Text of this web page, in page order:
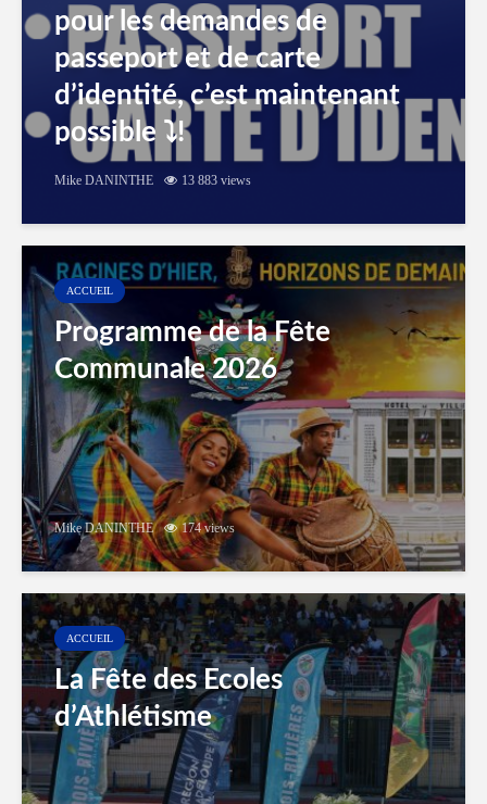
pour les demandes de
passeport et de carte
d’identité, c’est maintenant
possible ⤵️!
Mike DANINTHE 13 883 views
ACCUEIL
Programme de la Fête
Communale 2026
Mike DANINTHE 174 views
ACCUEIL
La Fête des Ecoles
d’Athlétisme